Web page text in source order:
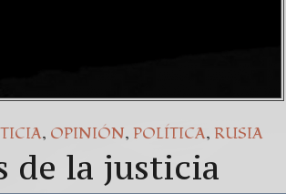
, OPINIÓN, POLÍTICA, RUSIA
de la justicia